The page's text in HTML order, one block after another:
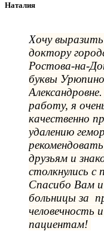
Наталия
Хочу
доктору
Ростова-на-
буквы
работу, я
качественно
удалению
друзьям и
столкнулись
Спасибо Вам и
больницы за
человечность
пациентам!